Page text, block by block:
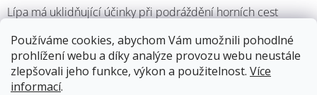
Používáme cookies, abychom Vám umožnili pohodlné
prohlížení webu a díky analýze provozu webu neustále
zlepšovali jeho funkce, výkon a použitelnost. Více
informací.
Skladem 12.8.2026
Lípa má uklidňující účinky při podráždění horních cest
těla.